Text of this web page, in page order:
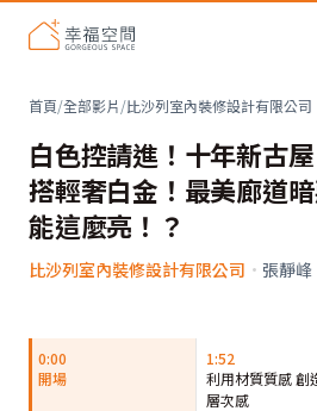
首頁/全部影片/比沙列室內裝修設計有限公司
白色控請進！十年新古
搭輕奢白金！最美廊道
能這麼亮！？
比沙列室內裝修設計有限公司 · 張靜峰
0:00
開場
1:52
利用材質質感 創
層次感